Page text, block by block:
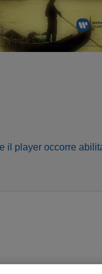
il player occorre